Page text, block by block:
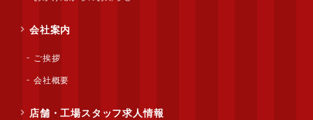
会社案内
ご挨拶
会社概要
店舗・工場スタッフ求人情報